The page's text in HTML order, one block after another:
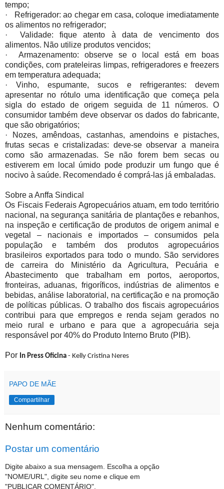
tempo;
· Refrigerador: ao chegar em casa, coloque imediatamente
os alimentos no refrigerador;
· Validade: fique atento à data de vencimento dos
alimentos. Não utilize produtos vencidos;
· Armazenamento: observe se o local está em boas
condições, com prateleiras limpas, refrigeradores e freezers
em temperatura adequada;
· Vinho, espumante, sucos e refrigerantes: devem
apresentar no rótulo uma identificação que começa pela
sigla do estado de origem seguida de 11 números. O
consumidor também deve observar os dados do fabricante,
que são obrigatórios;
· Nozes, amêndoas, castanhas, amendoins e pistaches,
frutas secas e cristalizadas: deve-se observar a maneira
como são armazenadas. Se não forem bem secas ou
estiverem em local úmido pode produzir um fungo que é
nocivo à saúde. Recomendado é comprá-las já embaladas.
Sobre a Anffa Sindical
Os Fiscais Federais Agropecuários atuam, em todo território
nacional, na segurança sanitária de plantações e rebanhos,
na inspeção e certificação de produtos de origem animal e
vegetal – nacionais e importados – consumidos pela
população e também dos produtos agropecuários
brasileiros exportados para todo o mundo. São servidores
de carreira do Ministério da Agricultura, Pecuária e
Abastecimento que trabalham em portos, aeroportos,
fronteiras, aduanas, frigoríficos, indústrias de alimentos e
bebidas, análise laboratorial, na certificação e na promoção
de políticas públicas. O trabalho dos fiscais agropecuários
contribui para que empregos e renda sejam gerados no
meio rural e urbano e para que a agropecuária seja
responsável por 40% do Produto Interno Bruto (PIB).
Por In Press Oficina - Kelly Cristina Neres
PAPO DE MÃE
Compartilhar
Nenhum comentário:
Postar um comentário
Digite abaixo a sua mensagem. Escolha a opção
"NOME/URL", digite seu nome e clique em
"PUBLICAR COMENTÁRIO".